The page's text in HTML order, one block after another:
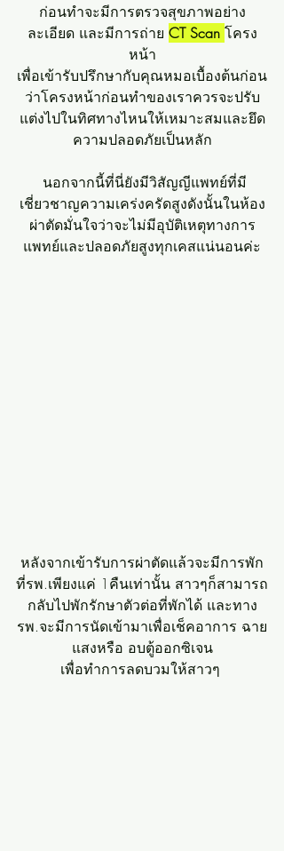
ก่อนทำจะมีการตรวจสุขภาพอย่าง
ละเอียด และมีการถ่าย CT Scan โครง
หน้า
เพื่อเข้ารับปรึกษากับคุณหมอเบื้องต้นก่อน
ว่าโครงหน้าก่อนทำของเราควรจะปรับ
แต่งไปในทิศทางไหนให้เหมาะสมและยึด
ความปลอดภัยเป็นหลัก
เชี่ยวชาญความเคร่งครัดสูงดังนั้นในห้อง
ผ่าตัดมั่นใจว่าจะไม่มีอุบัติเหตุทางการ
แพทย์และปลอดภัยสูงทุกเคสแน่นอนค่ะ
หลังจากเข้ารับการผ่าตัดแล้วจะมีการพัก
ที่รพ.เพียงแค่ 1คืนเท่านั้น สาวๆก็สามารถ
กลับไปพักรักษาตัวต่อที่พักได้ และทาง
รพ.จะมีการนัดเข้ามาเพื่อเช็คอาการ ฉาย
แสงหรือ อบตู้ออกซิเจน
เพื่อทำการลดบวมให้สาวๆ